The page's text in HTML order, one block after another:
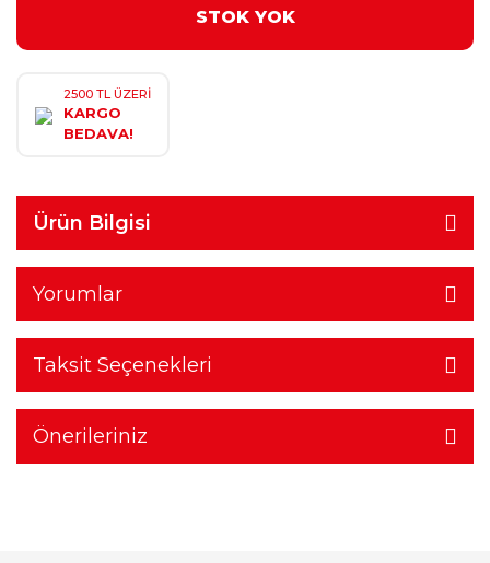
STOK YOK
2500 TL ÜZERİ
KARGO
BEDAVA!
Ürün Bilgisi
Yorumlar
Taksit Seçenekleri
Önerileriniz